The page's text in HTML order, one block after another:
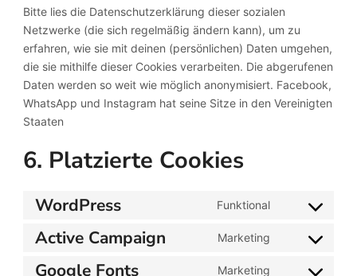
Bitte lies die Datenschutzerklärung dieser sozialen
Netzwerke (die sich regelmäßig ändern kann), um zu
erfahren, wie sie mit deinen (persönlichen) Daten umgehen,
die sie mithilfe dieser Cookies verarbeiten. Die abgerufenen
Daten werden so weit wie möglich anonymisiert. Facebook,
WhatsApp und Instagram hat seine Sitze in den Vereinigten
Staaten
6. Platzierte Cookies
WordPress Funktional
Consent
wordpress
Active Campaign Marketing
Consent
Google Fonts Marketing